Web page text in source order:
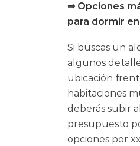
⇒ Opciones
para dormir
Si buscas un
algunos
ubicación
habitaciones
deberás subir
presupuesto
opciones por